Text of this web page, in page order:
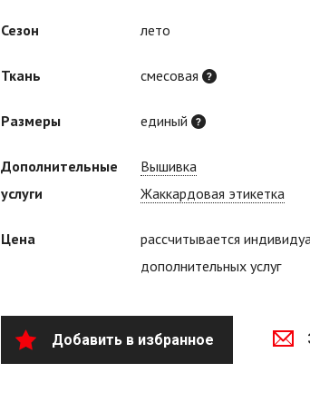
Сезон лето
Ткань смесовая
Размеры единый
Дополнительные
услуги
Вышивка
Жаккардовая этикетка
Цена
рассчитывается
дополнительных услуг
Добавить в избранное